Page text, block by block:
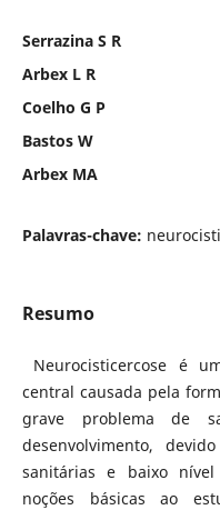
Serrazina S R
Arbex L R
Coelho G P
Bastos W
Arbex MA
Palavras-chave:
Resumo
Neurocisticercose é
central causada pela
grave problema de
desenvolvimento,
sanitárias e baixo
noções básicas ao